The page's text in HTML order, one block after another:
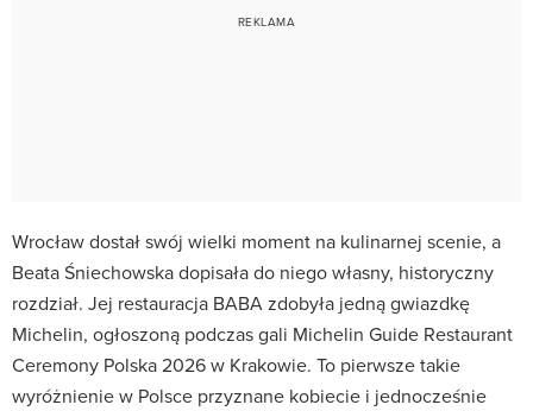
Wrocław dostał swój wielki moment na kulinarnej scenie, a
Beata Śniechowska dopisała do niego własny, historyczny
rozdział. Jej restauracja BABA zdobyła jedną gwiazdkę
Michelin, ogłoszoną podczas gali Michelin Guide Restaurant
Ceremony Polska 2026 w Krakowie. To pierwsze takie
wyróżnienie w Polsce przyznane kobiecie i jednocześnie